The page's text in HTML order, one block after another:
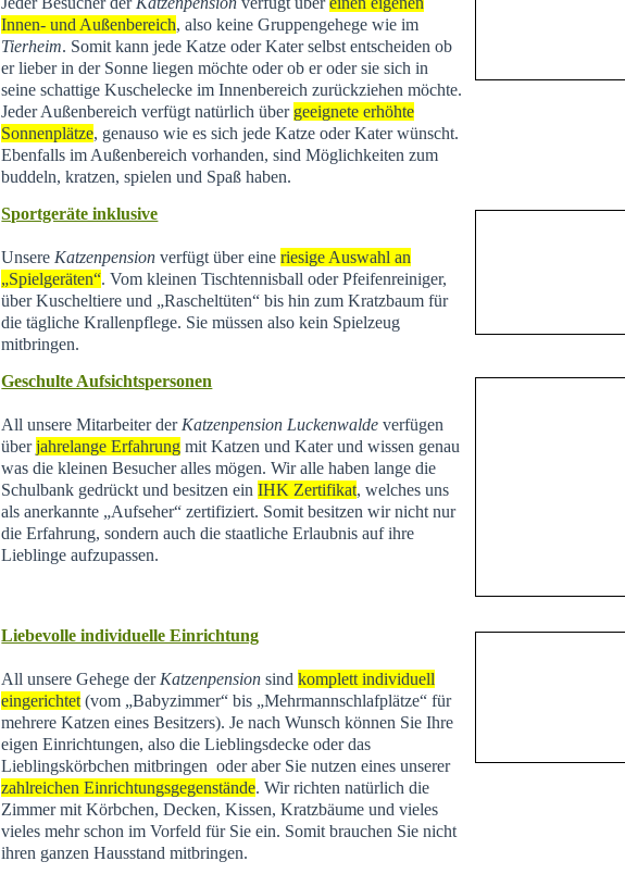
Innen- und Außenbereich, also keine Gruppengehege wie im
Tierheim. Somit kann jede Katze oder Kater selbst entscheiden ob
er lieber in der Sonne liegen möchte oder ob er oder sie sich in
seine schattige Kuschelecke im Innenbereich zurückziehen möchte.
Jeder Außenbereich verfügt natürlich über geeignete erhöhte
Sonnenplätze, genauso wie es sich jede Katze oder Kater wünscht.
Ebenfalls im Außenbereich vorhanden, sind Möglichkeiten zum
buddeln, kratzen, spielen und Spaß haben.
Sportgeräte inklusive
Unsere Katzenpension verfügt über eineriesige Auswahl an
„Spielgeräten“. Vom kleinen Tischtennisball oder Pfeifenreiniger,
über Kuscheltiere und „Rascheltüten“ bis hin zum Kratzbaum für
die tägliche Krallenpflege. Sie müssen also kein Spielzeug
mitbringen.
Geschulte Aufsichtspersonen
All unsere Mitarbeiter der Katzenpension Luckenwalde verfügen
überjahrelange Erfahrung mit Katzen und Kater und wissen genau
was die kleinen Besucher alles mögen. Wir alle haben lange die
Schulbank gedrückt und besitzen einIHK Zertifikat, welches uns
als anerkannte „Aufseher“ zertifiziert. Somit besitzen wir nicht nur
die Erfahrung, sondern auch die staatliche Erlaubnis auf ihre
Lieblinge aufzupassen.
Liebevolle individuelle Einrichtung
All unsere Gehege der Katzenpension sindkomplett individuell
eingerichtet (vom „Babyzimmer“ bis „Mehrmannschlafplätze“ für
mehrere Katzen eines Besitzers). Je nach Wunsch können Sie Ihre
eigen Einrichtungen, also die Lieblingsdecke oder das
Lieblingskörbchen mitbringen oder aber Sie nutzen eines unserer
zahlreichen Einrichtungsgegenstände. Wir richten natürlich die
Zimmer mit Körbchen, Decken, Kissen, Kratzbäume und vieles
vieles mehr schon im Vorfeld für Sie ein. Somit brauchen Sie nicht
ihren ganzen Hausstand mitbringen.